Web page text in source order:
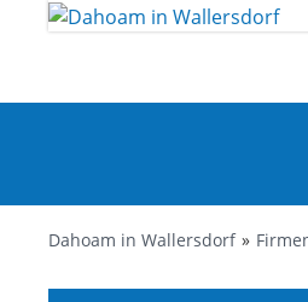
Dahoam in Wallersdorf